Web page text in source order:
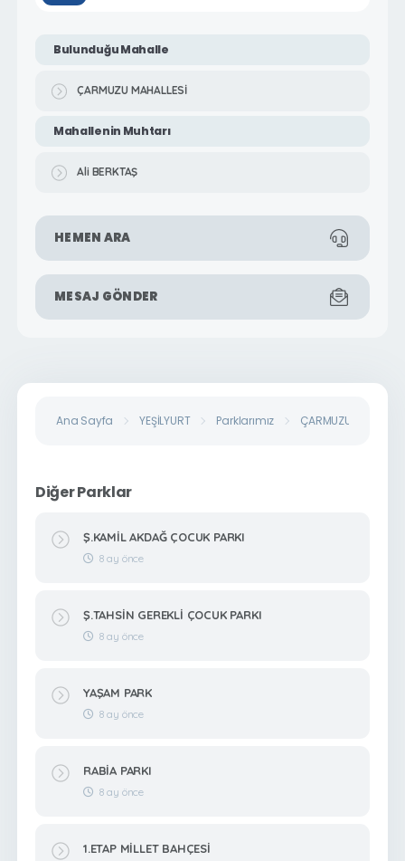
Bulunduğu Mahalle
ÇARMUZU MAHALLESİ
Mahallenin Muhtarı
Ali BERKTAŞ
HEMEN ARA
MESAJ GÖNDER
Ana Sayfa YEŞİLYURT Parklarımız ÇARMUZU
Diğer Parklar
Ş.KAMİL AKDAĞ ÇOCUK PARKI
8 ay önce
Ş.TAHSİN GEREKLİ ÇOCUK PARKI
8 ay önce
YAŞAM PARK
8 ay önce
RABİA PARKI
8 ay önce
1.ETAP MİLLET BAHÇESİ